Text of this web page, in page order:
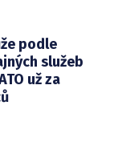
podle
služeb
už za